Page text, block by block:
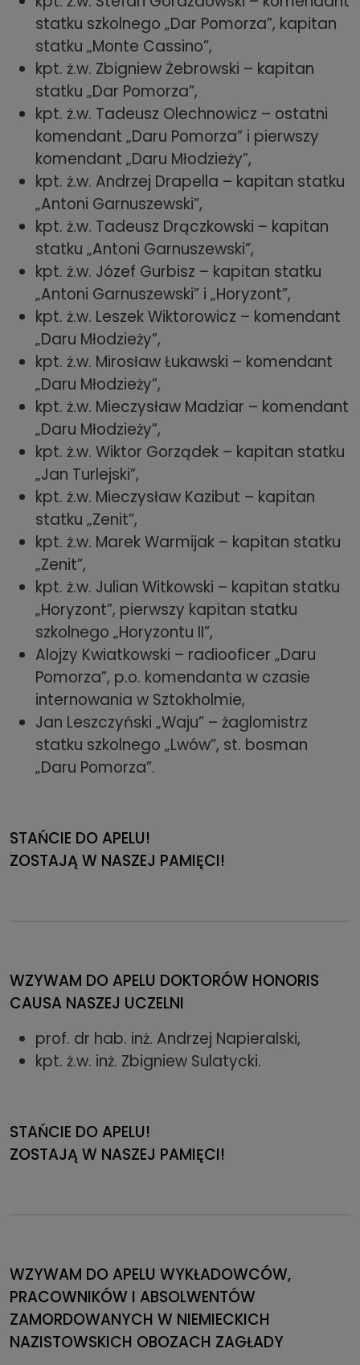
statku szkolnego „Dar Pomorza”, kapitan
statku „Monte Cassino”,
kpt. ż.w. Zbigniew Żebrowski – kapitan
statku „Dar Pomorza”,
kpt. ż.w. Tadeusz Olechnowicz – ostatni
komendant „Daru Pomorza” i pierwszy
komendant „Daru Młodzieży”,
kpt. ż.w. Andrzej Drapella – kapitan statku
„Antoni Garnuszewski”,
kpt. ż.w. Tadeusz Drączkowski – kapitan
statku „Antoni Garnuszewski”,
kpt. ż.w. Józef Gurbisz – kapitan statku
„Antoni Garnuszewski” i „Horyzont”,
kpt. ż.w. Leszek Wiktorowicz – komendant
„Daru Młodzieży”,
kpt. ż.w. Mirosław Łukawski – komendant
„Daru Młodzieży”,
kpt. ż.w. Mieczysław Madziar – komendant
„Daru Młodzieży”,
kpt. ż.w. Wiktor Gorządek – kapitan statku
„Jan Turlejski”,
kpt. ż.w. Mieczysław Kazibut – kapitan
statku „Zenit”,
kpt. ż.w. Marek Warmijak – kapitan statku
„Zenit”,
kpt. ż.w. Julian Witkowski – kapitan statku
„Horyzont”, pierwszy kapitan statku
szkolnego „Horyzontu II”,
Alojzy Kwiatkowski – radiooficer „Daru
Pomorza”, p.o. komendanta w czasie
internowania w Sztokholmie,
Jan Leszczyński „Waju” – żaglomistrz
statku szkolnego „Lwów”, st. bosman
„Daru Pomorza”.
STAŃCIE DO APELU!
ZOSTAJĄ W NASZEJ PAMIĘCI!
WZYWAM DO APELU DOKTORÓW HONORIS
CAUSA NASZEJ UCZELNI
prof. dr hab. inż. Andrzej Napieralski,
kpt. ż.w. inż. Zbigniew Sulatycki.
STAŃCIE DO APELU!
ZOSTAJĄ W NASZEJ PAMIĘCI!
WZYWAM DO APELU WYKŁADOWCÓW,
PRACOWNIKÓW I ABSOLWENTÓW
ZAMORDOWANYCH W NIEMIECKICH
NAZISTOWSKICH OBOZACH ZAGŁADY